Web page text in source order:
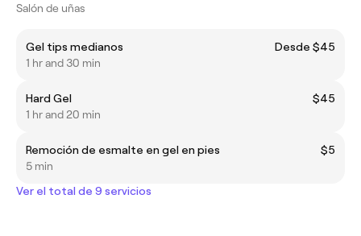
Salón de uñas
Gel tips medianos
Desde $45
1 hr and 30 min
Hard Gel
$45
1 hr and 20 min
Remoción de esmalte en gel en pies
$5
5 min
Ver el total de 9 servicios